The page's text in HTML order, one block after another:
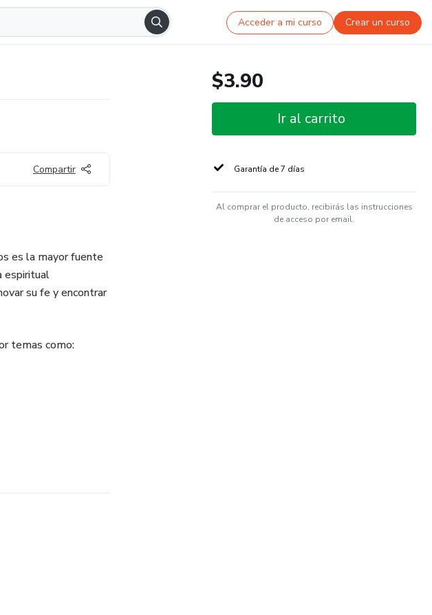
Acceder a mi curso Crear un curso
Compartir
es la mayor fuente
espiritual
su fe y encontrar
temas como:
$3.90
Ir al carrito
Garantía de 7 días
Al comprar el producto, recibirás las instrucciones
de acceso por email.